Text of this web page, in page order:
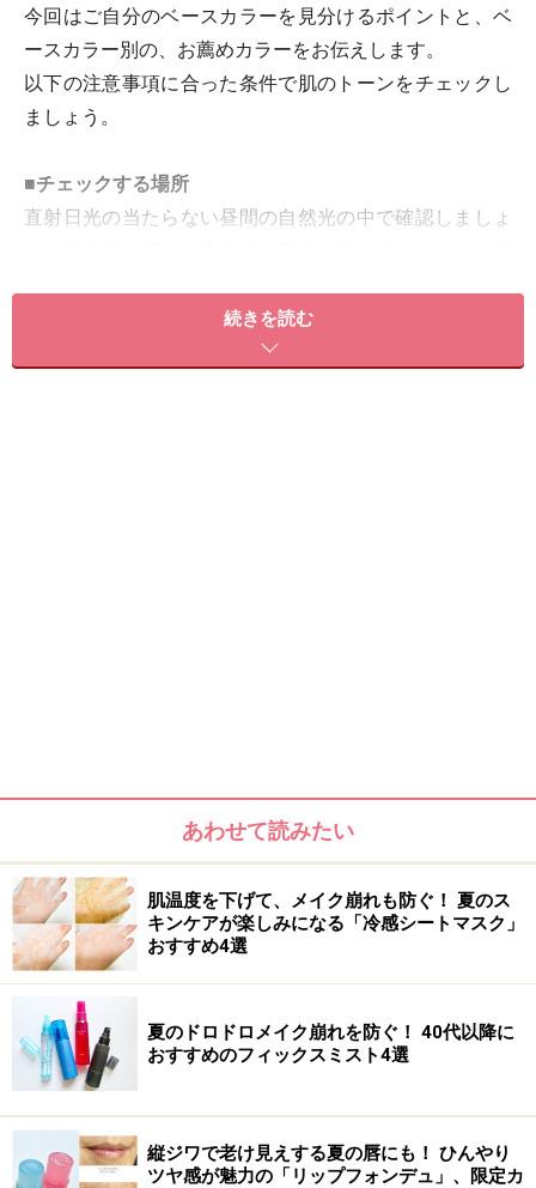
今回はご自分のベースカラーを見分けるポイントと、ベ
ースカラー別の、お薦めカラーをお伝えします。
以下の注意事項に合った条件で肌のトーンをチェックし
ましょう。
■チェックする場所
直射日光の当たらない昼間の自然光の中で確認しましょ
果になることもあります。
■頬の色・唇の色
基本ノーメイクで確認しましょう。
■髪の色
ヘアカラーなどしている場合には「生え際や襟足」で確
認しましょう。
■洋服
続きを読む
あわせて読みたい
肌温度を下げて、メイク崩れも防ぐ！ 夏のス
キンケアが楽しみになる「冷感シートマスク」
おすすめ4選
夏のドロドロメイク崩れを防ぐ！ 40代以降に
おすすめのフィックスミスト4選
縦ジワで老け見えする夏の唇にも！ ひんやり
ツヤ感が魅力の「リップフォンデュ」、限定カ